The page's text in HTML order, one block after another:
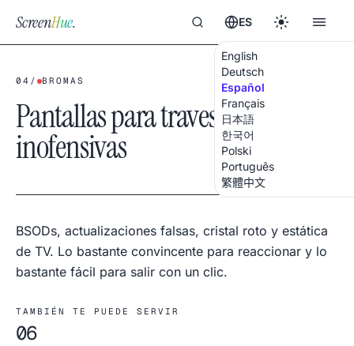
ScreenHue. ES
English
Deutsch
Español
Français
日本語
한국어
Polski
Português
繁體中文
04 / BROMAS
Pantallas para travesuras
inofensivas
BSODs, actualizaciones falsas, cristal roto y estática
de TV. Lo bastante convincente para reaccionar y lo
bastante fácil para salir con un clic.
TAMBIÉN TE PUEDE SERVIR
06